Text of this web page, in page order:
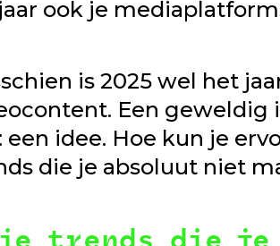
ook je
is 2025 wel het
Een geweldig
een idee. Hoe kun je
die je absoluut niet